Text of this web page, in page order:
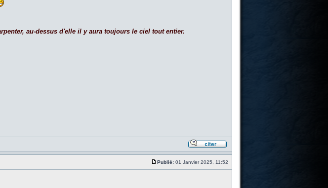
au-dessus d'elle il y aura toujours le ciel tout entier.
Publié:01 Janvier 2025, 11:52